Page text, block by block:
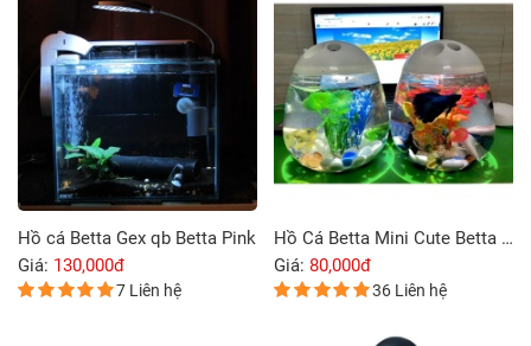
Hồ cá Betta Gex qb Betta Pink
Giá: 130,000đ
7 Liên hệ
Hồ Cá Betta Mini Cute Betta Tank - Hình Quả Trứng
Giá: 80,000đ
36 Liên hệ